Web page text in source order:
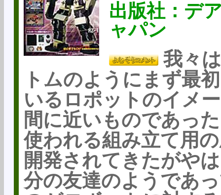
出版社：デ
ャパン
我々
トムのようにまず最
いるロポットのイメ
間に近いものであっ
使われる組み立て用
開発されてきたがや
分の友達のようであ